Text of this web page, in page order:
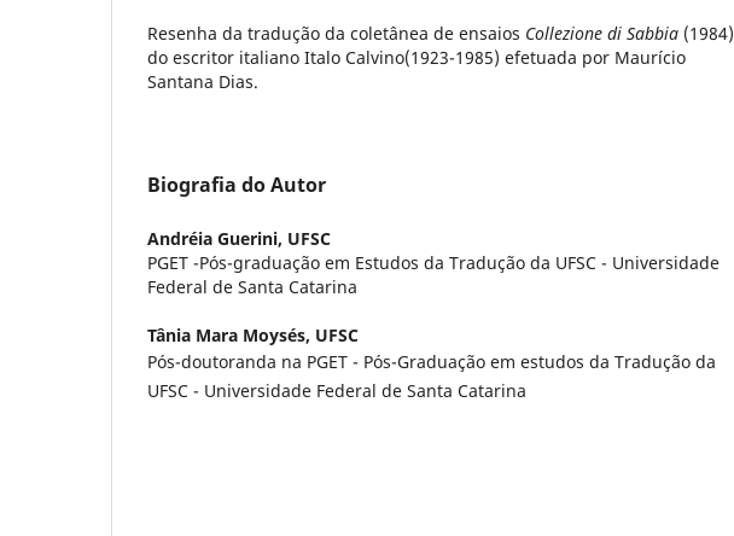
Resenha da tradução da coletânea de ensaios Collezione di Sabbia (1984)
do escritor italiano Italo Calvino(1923-1985) efetuada por Maurício
Santana Dias.
Biografia do Autor
Andréia Guerini, UFSC
PGET -Pós-graduação em Estudos da Tradução da UFSC - Universidade
Federal de Santa Catarina
Tânia Mara Moysés, UFSC
Pós-doutoranda na PGET - Pós-Graduação em estudos da Tradução da
UFSC - Universidade Federal de Santa Catarina